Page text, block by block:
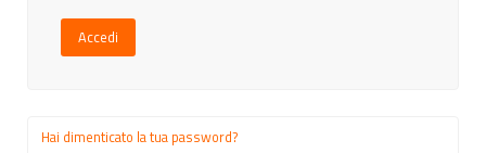
Accedi
Hai dimenticato la tua password?